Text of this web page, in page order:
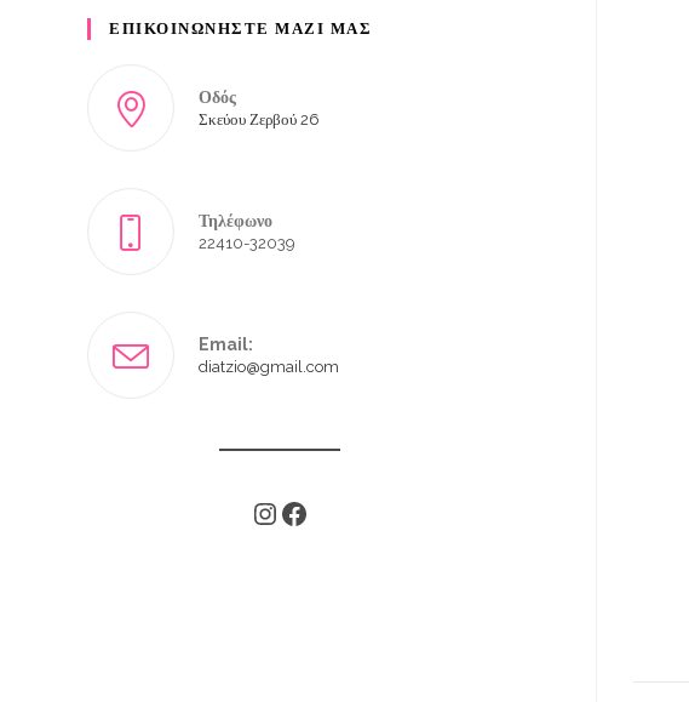
ΕΠΙΚΟΙΝΩΝΗΣΤΕ ΜΑΖΙ ΜΑΣ
Οδός
Σκεύου Ζερβού 26
Τηλέφωνο
22410-32039
Email:
diatzio@gmail.com